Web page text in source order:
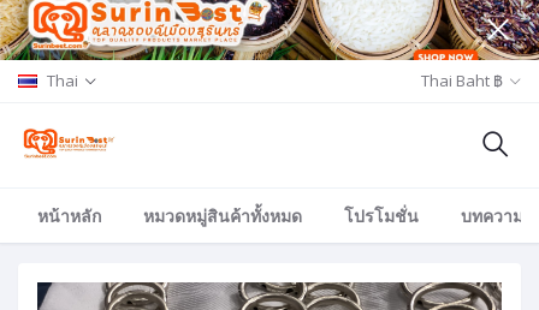
Thai Thai Baht ฿
หน้าหลัก หมวดหมู่สินค้าทั้งหมด โปรโมชั่น บทความ/